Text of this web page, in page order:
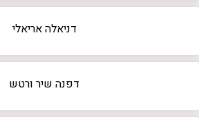
דניאלה אריאלי
דפנה שיר ורטש